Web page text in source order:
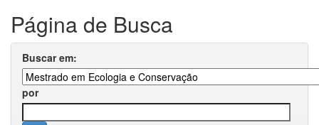
Página de Busca
Buscar em:
por